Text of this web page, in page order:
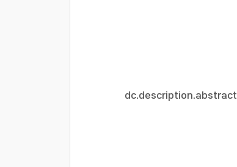
dc.description.abstract